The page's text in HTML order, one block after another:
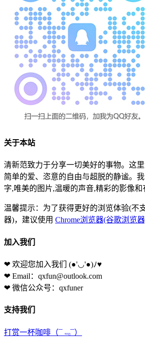
关于本站
清新范致力于分享一切美好的事物。这
简单的爱、恣意的自由与超脱的静谧。
字,唯美的图片,温暖的声音,精彩的影像和
温馨提示：为了获得更好的浏览体验(不
器)，建议使用 Chrome浏览器(谷歌浏览
加入我们
❤ 欢迎您加入我们 (●'◡'●)ﾉ♥
❤ Email：qxfun@outlook.com
❤ 微信公众号：qxfuner
支持我们
打赏一杯咖啡 （¯﹃¯）